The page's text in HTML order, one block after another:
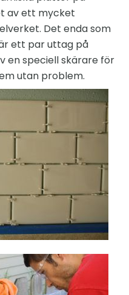
av ett mycket
Det enda som
ett par uttag på
en speciell skärare för
utan problem.